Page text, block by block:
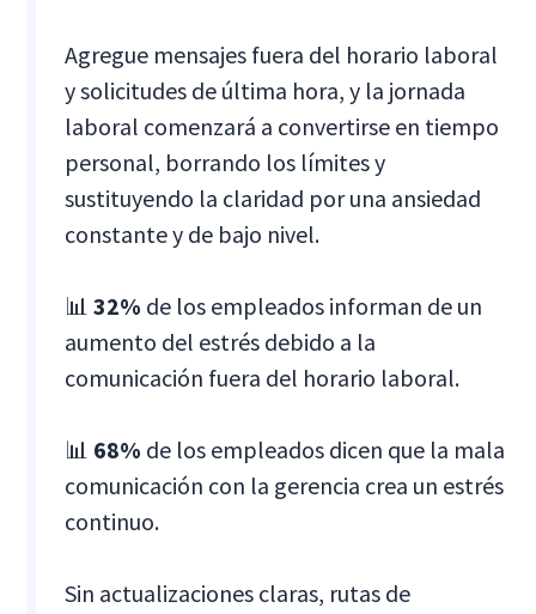
Agregue mensajes fuera del horario laboral
y solicitudes de última hora, y la jornada
laboral comenzará a convertirse en tiempo
personal, borrando los límites y
sustituyendo la claridad por una ansiedad
constante y de bajo nivel.
📊32% de los empleados informan de un
aumento del estrés debido a la
comunicación fuera del horario laboral.
📊 68% de los empleados dicen que la mala
comunicación con la gerencia crea un estrés
continuo.
Sin actualizaciones claras, rutas de